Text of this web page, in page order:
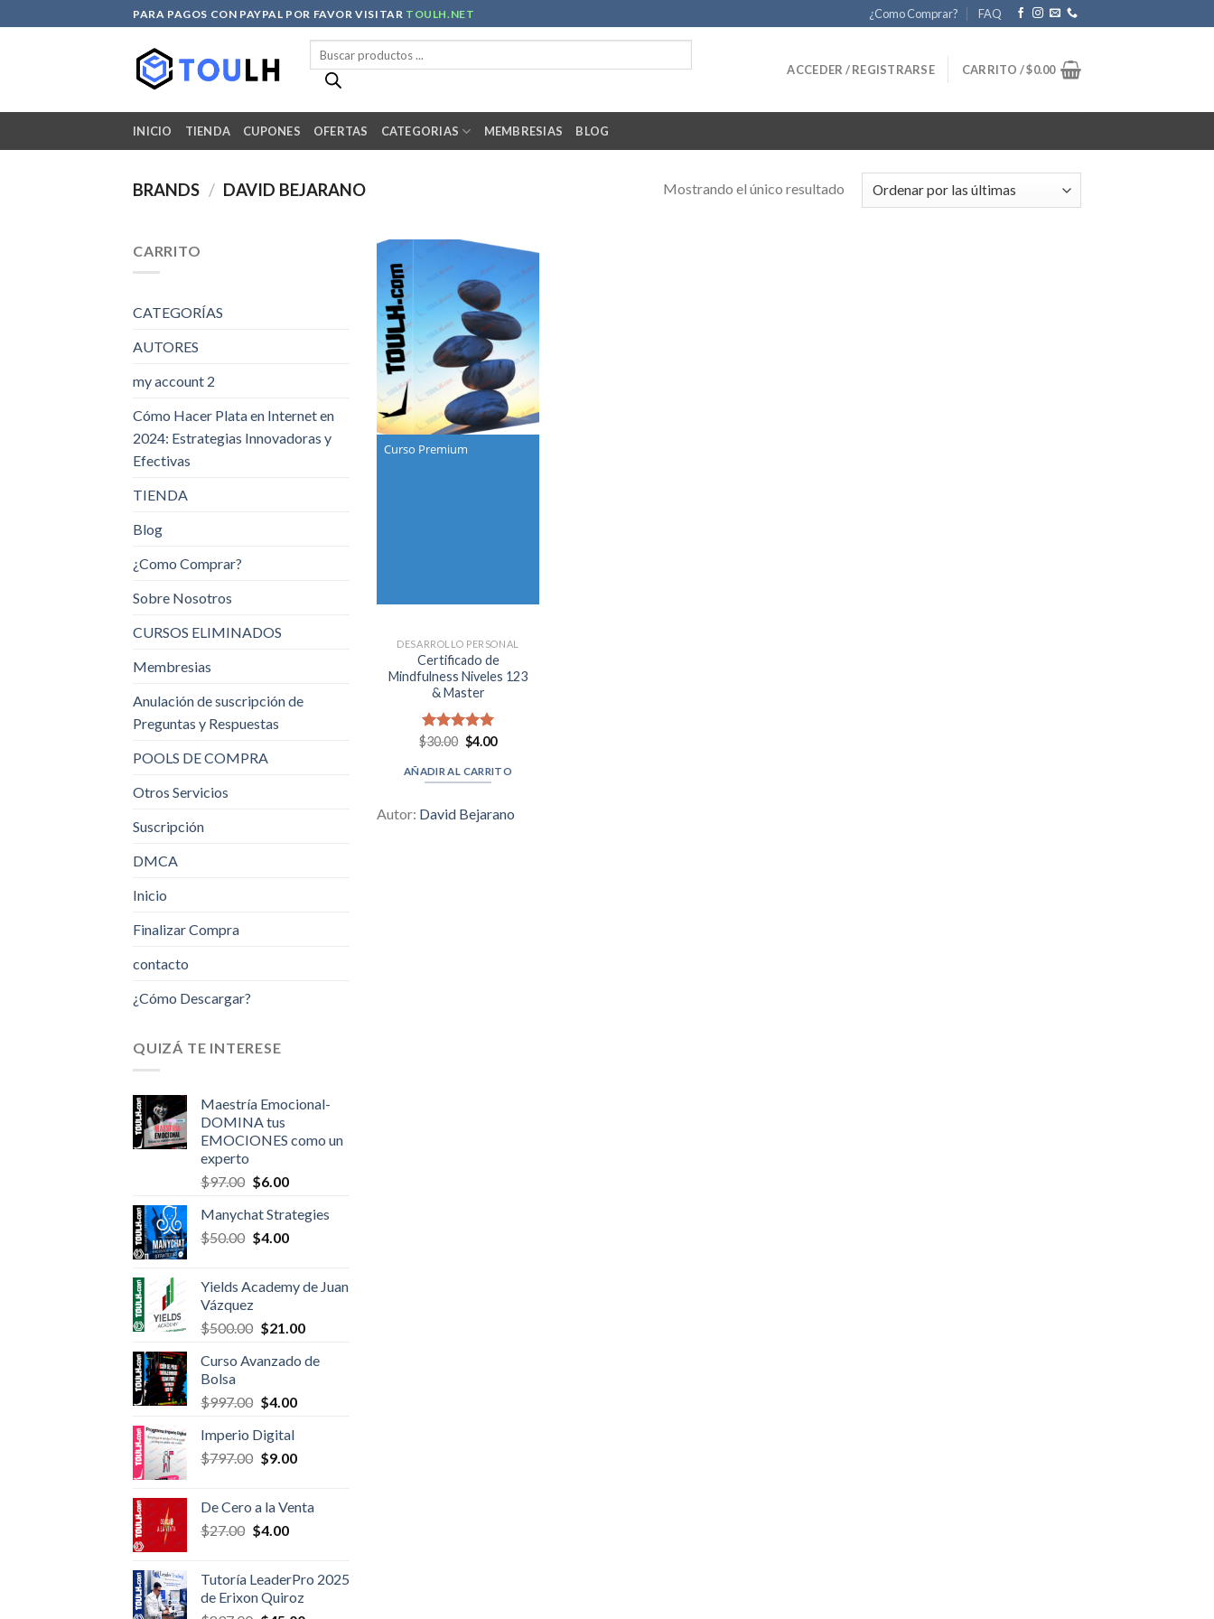
to
PARA PAGOS CON PAYPAL POR FAVOR VISITAR TOULH.NET ¿Como Comprar? FAQ
productos
ACCEDER / REGISTRARSE CARRITO /$0.00
INICIO TIENDA CUPONES OFERTAS CATEGORIAS MEMBRESIAS BLOG
BRANDS / DAVID BEJARANO Mostrando el único resultado
CARRITO
CATEGORÍAS
AUTORES
my account 2
Cómo Hacer Plata en Internet en
2024: Estrategias Innovadoras y
Efectivas
TIENDA
Blog
¿Como Comprar?
Sobre Nosotros
CURSOS ELIMINADOS
Membresias
Anulación de suscripción de
Preguntas y Respuestas
POOLS DE COMPRA
Otros Servicios
Suscripción
DMCA
Inicio
Finalizar Compra
contacto
¿Cómo Descargar?
QUIZÁ TE INTERESE
Maestría Emocional-
DOMINA tus
EMOCIONES como un
experto
$97.00 Original
was:
$97.00.
$6.00Current
is:
$6.00.
Manychat Strategies
$50.00 Original
$50.00.
$4.00Current
$4.00.
Yields Academy de Juan
Vázquez
$500.00 Original
was:
$21.00Current
is:
Curso Avanzado de
Bolsa
$997.00 Original
was:
$997.00.
$4.00Current
$4.00.
Imperio Digital
$797.00 Original
$797.00.
$9.00Current
$9.00.
De Cero a la Venta
$27.00 Original
$27.00.
$4.00Current
$4.00.
Tutoría LeaderPro 2025
de Erixon Quiroz
Curso Premium
DESARROLLO PERSONAL
Certificado de
Mindfulness Niveles 123
& Master
Valorado en
$30.00 Original
price
was:
$30.00.
$4.00Current
is:
$4.00.
AÑADIR AL CARRITO
Autor: David Bejarano